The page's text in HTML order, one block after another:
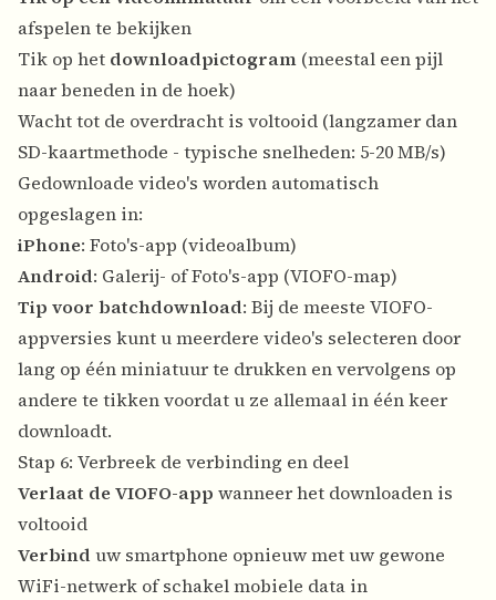
afspelen te bekijken
Tik op het downloadpictogram (meestal een pijl
naar beneden in de hoek)
Wacht tot de overdracht is voltooid (langzamer dan
SD-kaartmethode - typische snelheden: 5-20 MB/s)
Gedownloade video's worden automatisch
opgeslagen in:
iPhone: Foto's-app (videoalbum)
Android: Galerij- of Foto's-app (VIOFO-map)
Tip voor batchdownload: Bij de meeste VIOFO-
appversies kunt u meerdere video's selecteren door
lang op één miniatuur te drukken en vervolgens op
andere te tikken voordat u ze allemaal in één keer
downloadt.
Stap 6: Verbreek de verbinding en deel
Verlaat de VIOFO-app wanneer het downloaden is
voltooid
Verbind uw smartphone opnieuw met uw gewone
WiFi-netwerk of schakel mobiele data in